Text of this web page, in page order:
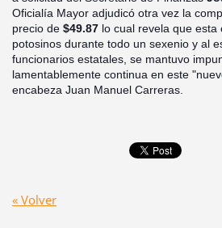
Oficialía Mayor adjudicó otra vez la
precio de $49.87lo cual revela que esta
potosinos durante todo un sexenio y al
funcionarios estatales, se mantuvo
lamentablemente continua en este
encabeza Juan Manuel Carreras.
« Volver